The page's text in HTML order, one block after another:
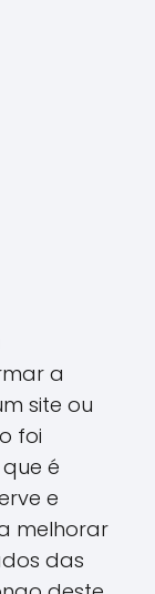
a
site ou
foi
é
e
melhorar
das